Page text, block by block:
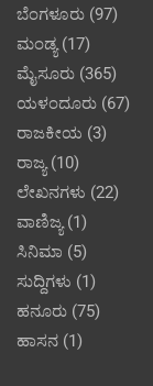
ಬೆಂಗಳೂರು (97)
ಮಂಡ್ಯ(17)
ಮೈಸೂರು (365)
ಯಳಂದೂರು (67)
ರಾಜಕೀಯ (3)
ರಾಜ್ಯ(10)
ಲೇಖನಗಳು (22)
ವಾಣಿಜ್ಯ(1)
ಸಿನಿಮಾ (5)
ಸುದ್ದಿಗಳು (1)
ಹನೂರು (75)
ಹಾಸನ (1)